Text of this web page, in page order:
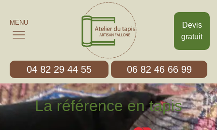
Devis
gratuit
MENU
04 82 29 44 55 06 82 46 66 99
La référence en tapis